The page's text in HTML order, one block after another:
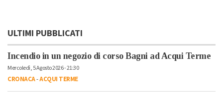
ULTIMI PUBBLICATI
Incendio in un negozio di corso Bagni ad Acqui Terme
Mercoledì, 5 Agosto 2026 - 21:30
CRONACA-ACQUI TERME